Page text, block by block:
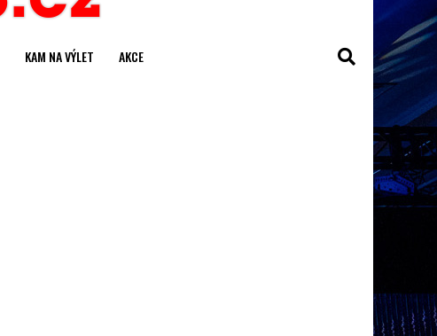
KAM NA VÝLET AKCE